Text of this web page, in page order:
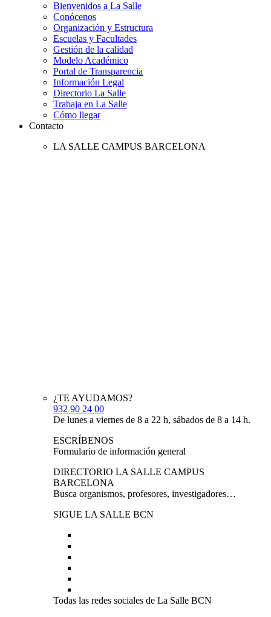
Bienvenidos a La Salle
Conócenos
Organización y Estructura
Escuelas y Facultades
Gestión de la calidad
Modelo Académico
Portal de Transparencia
Información Legal
Directorio La Salle
Trabaja en La Salle
Cómo llegar
Contacto
LA SALLE CAMPUS BARCELONA
¿TE AYUDAMOS?
932 90 24 00
De lunes a viernes de 8 a 22 h, sábados de 8 a 14 h.
ESCRÍBENOS
Formulario de información general
DIRECTORIO LA SALLE CAMPUS
BARCELONA
Busca organismos, profesores, investigadores…
SIGUE LA SALLE BCN
Todas las redes sociales de La Salle BCN